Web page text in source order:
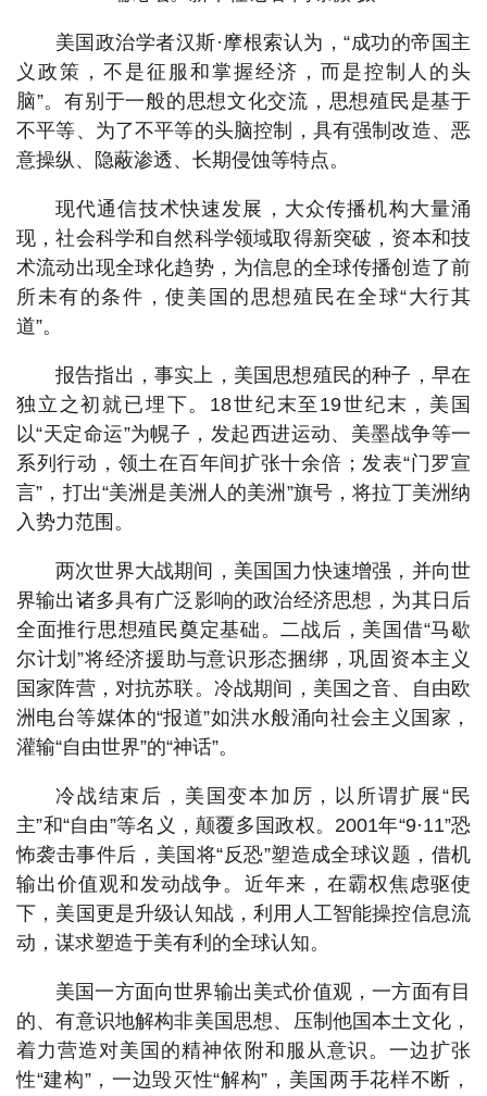
美国政治学者汉斯·摩根索认为，“成功的帝国主
义政策，不是征服和掌握经济，而是控制人的头
脑”。有别于一般的思想文化交流，思想殖民是基于
不平等、为了不平等的头脑控制，具有强制改造、恶
意操纵、隐蔽渗透、长期侵蚀等特点。
现代通信技术快速发展，大众传播机构大量涌
现，社会科学和自然科学领域取得新突破，资本和技
术流动出现全球化趋势，为信息的全球传播创造了前
所未有的条件，使美国的思想殖民在全球“大行其
道”。
报告指出，事实上，美国思想殖民的种子，早在
独立之初就已埋下。18世纪末至19世纪末，美国
以“天定命运”为幌子，发起西进运动、美墨战争等一
系列行动，领土在百年间扩张十余倍；发表“门罗宣
言”，打出“美洲是美洲人的美洲”旗号，将拉丁美洲纳
入势力范围。
两次世界大战期间，美国国力快速增强，并向世
界输出诸多具有广泛影响的政治经济思想，为其日后
全面推行思想殖民奠定基础。二战后，美国借“马歇
尔计划”将经济援助与意识形态捆绑，巩固资本主义
国家阵营，对抗苏联。冷战期间，美国之音、自由欧
洲电台等媒体的“报道”如洪水般涌向社会主义国家，
灌输“自由世界”的“神话”。
冷战结束后，美国变本加厉，以所谓扩展“民
主”和“自由”等名义，颠覆多国政权。2001年“9·11”恐
怖袭击事件后，美国将“反恐”塑造成全球议题，借机
输出价值观和发动战争。近年来，在霸权焦虑驱使
下，美国更是升级认知战，利用人工智能操控信息流
动，谋求塑造于美有利的全球认知。
美国一方面向世界输出美式价值观，一方面有目
的、有意识地解构非美国思想、压制他国本土文化，
着力营造对美国的精神依附和服从意识。一边扩张
性“建构”，一边毁灭性“解构”，美国两手花样不断，